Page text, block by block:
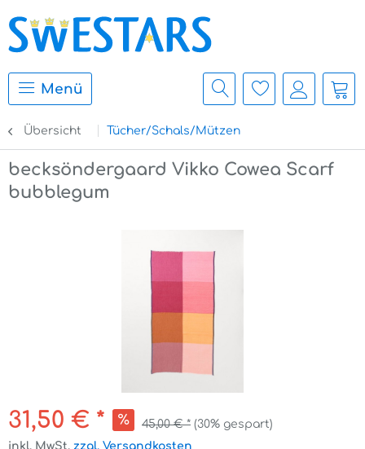
Menü
Übersicht Tücher/Schals/Mützen
becksöndergaard Vikko Cowea Scarf
bubblegum
31,50 € * 45,00 € * (30% gespart)
inkl. MwSt. zzgl. Versandkosten